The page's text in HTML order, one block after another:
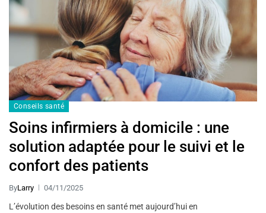
Conseils santé
Soins infirmiers à domicile : une
solution adaptée pour le suivi et le
confort des patients
ByLarry 04/11/2025
L’évolution des besoins en santé met aujourd’hui en